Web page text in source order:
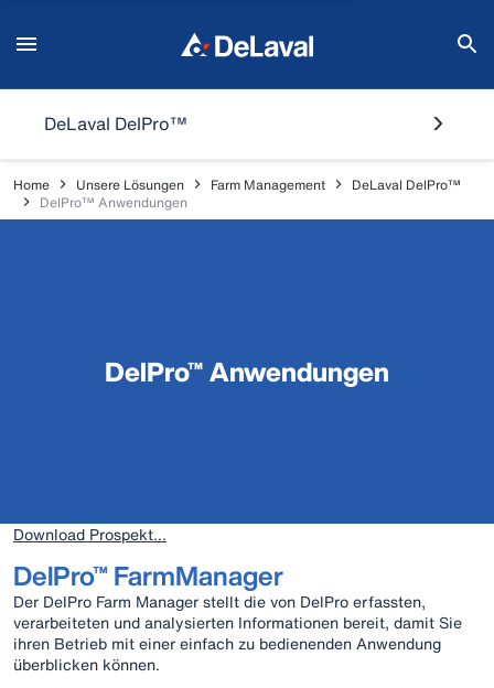
DeLaval DelPro™
Home Unsere Lösungen Farm Management
DeLaval DelPro™
DelPro™ Anwendungen
DelPro™ Anwendungen
Download Prospekt...
DelPro™ FarmManager
Der DelPro Farm Manager stellt die von DelPro erfassten,
verarbeiteten und analysierten Informationen bereit, damit Sie
ihren Betrieb mit einer einfach zu bedienenden Anwendung
überblicken können.